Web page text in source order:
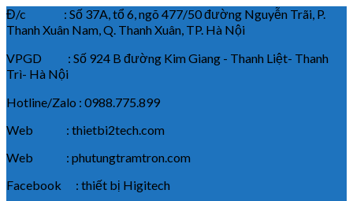
Đ/c : Số 37A, tổ 6, ngõ 477/50 đường Nguyễn Trãi, P.
Thanh Xuân Nam, Q. Thanh Xuân, TP. Hà Nội
VPGD : Số 924 B đường Kim Giang - Thanh Liệt- Thanh
Trì- Hà Nội
Hotline/Zalo : 0988.775.899
Web : thietbi2tech.com
Web : phutungtramtron.com
Facebook : thiết bị Higitech